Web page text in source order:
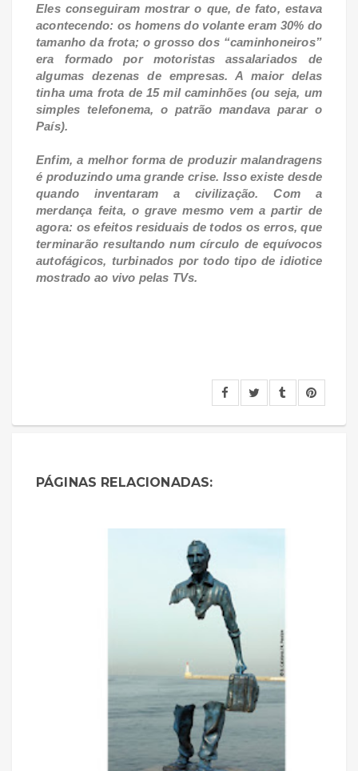
Eles conseguiram mostrar o que, de fato, estava
acontecendo: os homens do volante eram 30% do
tamanho da frota; o grosso dos “caminhoneiros”
era formado por motoristas assalariados de
algumas dezenas de empresas. A maior delas
tinha uma frota de 15 mil caminhões (ou seja, um
simples telefonema, o patrão mandava parar o
País).
Enfim, a melhor forma de produzir malandragens
é produzindo uma grande crise. Isso existe desde
quando inventaram a civilização. Com a
merdança feita, o grave mesmo vem a partir de
agora: os efeitos residuais de todos os erros, que
terminarão resultando num círculo de equívocos
autofágicos, turbinados por todo tipo de idiotice
mostrado ao vivo pelas TVs.
PÁGINAS RELACIONADAS: